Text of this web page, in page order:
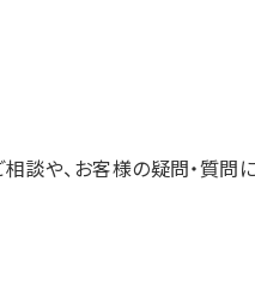
談や、お客様の疑問・質問